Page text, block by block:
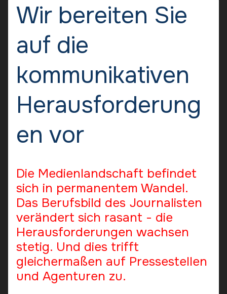
Wir bereiten Sie
auf die
kommunikativen
Herausforderung
en vor
Die Medienlandschaft befindet
sich in permanentem Wandel.
Das Berufsbild des Journalisten
verändert sich rasant - die
Herausforderungen wachsen
stetig. Und dies trifft
gleichermaßen auf Pressestellen
und Agenturen zu.